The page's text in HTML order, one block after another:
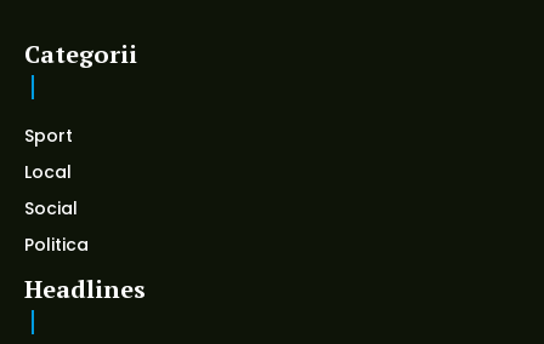
Categorii
Sport
Local
Social
Politica
Headlines